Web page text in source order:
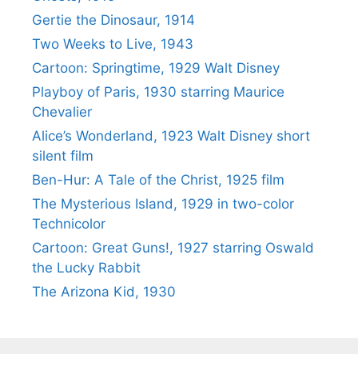
Gertie the Dinosaur, 1914
Two Weeks to Live, 1943
Cartoon: Springtime, 1929 Walt Disney
Playboy of Paris, 1930 starring Maurice
Chevalier
Alice’s Wonderland, 1923 Walt Disney short
silent film
Ben-Hur: A Tale of the Christ, 1925 film
The Mysterious Island, 1929 in two-color
Technicolor
Cartoon: Great Guns!, 1927 starring Oswald
the Lucky Rabbit
The Arizona Kid, 1930